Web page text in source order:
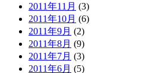
2011年11月 (3)
2011年10月 (6)
2011年9月 (2)
2011年8月 (9)
2011年7月 (3)
2011年6月 (5)